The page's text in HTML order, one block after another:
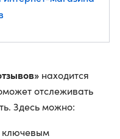
находится
отслеживать
Здесь можно:
ключевым